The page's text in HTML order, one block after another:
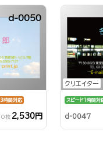
d-0050
3時間対応
枚 2,530円
クリエイター
スピード1時間対
d-0047